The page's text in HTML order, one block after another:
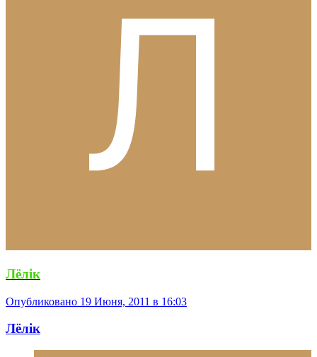
Лёлiк
Опубликовано 19 Июня, 2011 в 16:03
Лёлiк